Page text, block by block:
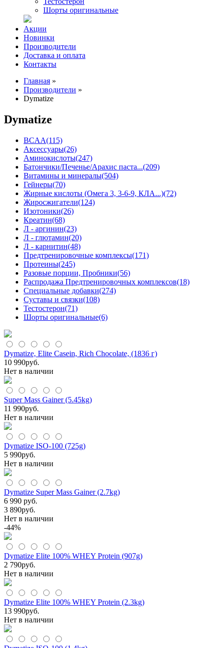
Шорты оригинальные
Акции
Новинки
Производители
Доставка и оплата
Контакты
Главная »
Производители »
Dymatize
Dymatize
BCAA(115)
Аксессуары(26)
Аминокислоты(247)
Батончики/Печенье/Арахис паста...(209)
Витамины и минералы(504)
Гейнеры(70)
Жирные кислоты (Омега 3, 3-6-9, КЛА...)(72)
Жиросжигатели(124)
Изотоники(26)
Креатин(68)
Л - аргинин(23)
Л - глютамин(20)
Л - карнитин(48)
Предтренировочные комплексы(171)
Протеины(245)
Разовые порции, Пробники(56)
Распродажа Предтренировочных комплексов(18)
Специальные добавки(274)
Суставы и связки(108)
Тестостерон(71)
Шорты оригинальные(6)
Dymatize, Elite Casein, Rich Chocolate, (1836 г)
10 990руб.
Нет в наличии
Super Mass Gainer (5.45kg)
11 990руб.
Нет в наличии
Dymatize ISO-100 (725g)
5 990руб.
Нет в наличии
Dymatize Super Mass Gainer (2.7kg)
6 990 руб.
3 890руб.
Нет в наличии
-44%
Dymatize Elite 100% WHEY Protein (907g)
2 790руб.
Нет в наличии
Dymatize Elite 100% WHEY Protein (2.3kg)
13 990руб.
Нет в наличии